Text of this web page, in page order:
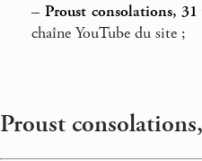
– Proust consolations, 31
chaîne YouTube du site ;
Proust